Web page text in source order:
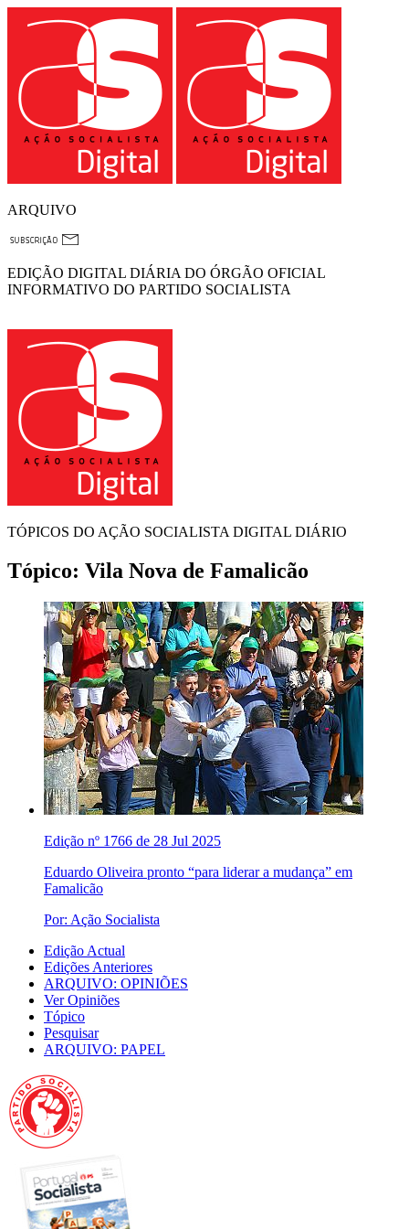
ARQUIVO
EDIÇÃO DIGITAL DIÁRIA DO ÓRGÃO OFICIAL
INFORMATIVO DO PARTIDO SOCIALISTA
TÓPICOS DO AÇÃO SOCIALISTA DIGITAL DIÁRIO
Tópico: Vila Nova de Famalicão
Edição nº 1766 de 28 Jul 2025
Eduardo Oliveira pronto “para liderar a mudança” em
Famalicão
Por: Ação Socialista
Edição Actual
Edições Anteriores
ARQUIVO: OPINIÕES
Ver Opiniões
Tópico
Pesquisar
ARQUIVO: PAPEL